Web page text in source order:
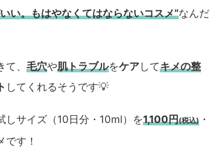
い。もはやなくてはならないコスメ”なんだ
、 毛穴や肌トラブルをケアしてキメの整
してくれるそうです💡
しサイズ（10日分・10ml）を1,100円(税込) ・
です！